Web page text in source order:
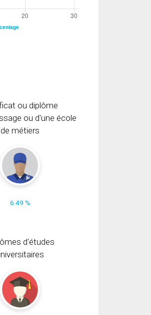
ou diplôme
ou d'une école
de métiers
6.49 %
d'études